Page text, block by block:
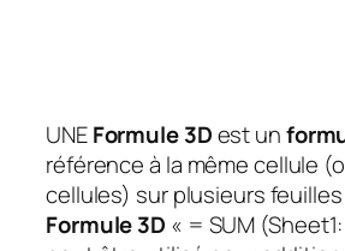
UNEFormule 3Dest un
référence à la même cellule
cellules) sur plusieurs
Formule 3D « = SUM